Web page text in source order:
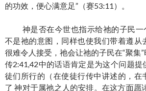
的功效，便心满意足”（赛53:11）。
神是否在今世也指示给祂的子民一
不是祂的意图，同样也使我们带着遵从
很难令人接受，祂会让祂的子民在“聚集
传2:41,42中的话语肯定是为这个问题
徒们所行的（在使徒行传中讲述的，在
了 神对于属祂之人的安排。在这方面愿